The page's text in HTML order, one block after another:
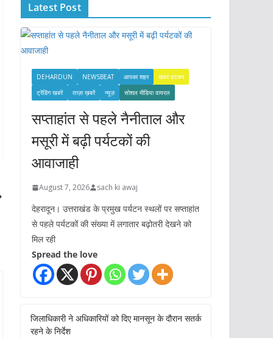
e
s
Latest Post
DEHARDUN NEWSBEAT आपका शहर
खबर हटकर
ट्रेंडिंग खबरें
ताज़ा ख़बरें न्यूज़ सोशल मीडिया वायरल
सप्ताहांत से पहले नैनीताल और
मसूरी में बढ़ी पर्यटकों की
आवाजाही
August 7, 2026 sach ki awaj
देहरादून। उत्तराखंड के प्रमुख पर्यटन स्थलों पर सप्ताहांत
से पहले पर्यटकों की संख्या में लगातार बढ़ोतरी देखने को
मिल रही
Spread the love
जिलाधिकारी ने अधिकारियों को दिए मानसून के दौरान सतर्क
रहने के निर्देश